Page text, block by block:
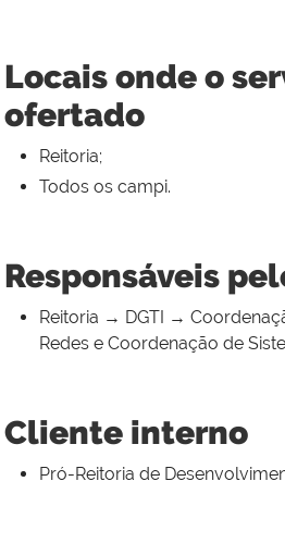
Locais onde o
ofertado
Reitoria;
Todos os campi.
Responsáveis
Reitoria → DGTI →
Redes e Coordenação de
Cliente interno
Pró-Reitoria de